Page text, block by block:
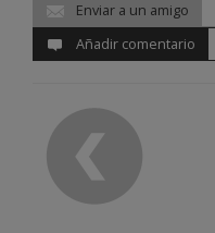
Enviar a un amigo
Añadir comentario